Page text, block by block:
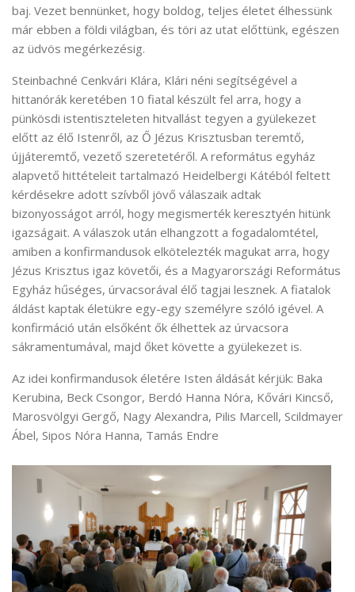
baj. Vezet bennünket, hogy boldog, teljes életet élhessünk
már ebben a földi világban, és töri az utat előttünk, egészen
az üdvös megérkezésig.
Steinbachné Cenkvári Klára, Klári néni segítségével a
hittanórák keretében 10 fiatal készült fel arra, hogy a
pünkösdi istentiszteleten hitvallást tegyen a gyülekezet
előtt az élő Istenről, az Ő Jézus Krisztusban teremtő,
újjáteremtő, vezető szeretetéről. A református egyház
alapvető hittételeit tartalmazó Heidelbergi Kátéból feltett
kérdésekre adott szívből jövő válaszaik adtak
bizonyosságot arról, hogy megismerték keresztyén hitünk
igazságait. A válaszok után elhangzott a fogadalomtétel,
amiben a konfirmandusok elkötelezték magukat arra, hogy
Jézus Krisztus igaz követői, és a Magyarországi Református
Egyház hűséges, úrvacsorával élő tagjai lesznek. A fiatalok
áldást kaptak életükre egy-egy személyre szóló igével. A
konfirmáció után elsőként ők élhettek az úrvacsora
sákramentumával, majd őket követte a gyülekezet is.
Az idei konfirmandusok életére Isten áldását kérjük: Baka
Kerubina, Beck Csongor, Berdó Hanna Nóra, Kővári Kincső,
Marosvölgyi Gergő, Nagy Alexandra, Pilis Marcell, Scildmayer
Ábel, Sipos Nóra Hanna, Tamás Endre